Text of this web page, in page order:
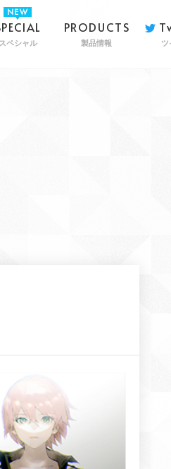
スペシャル
PRODUCTS
製品情報 ツ